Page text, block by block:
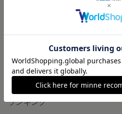
minneについて
minneで買いたい
作品をさがす
ショップをさがす
ランキング